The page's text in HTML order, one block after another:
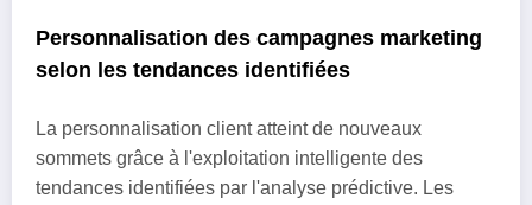
Personnalisation des campagnes marketing
selon les tendances identifiées
La personnalisation client atteint de nouveaux
sommets grâce à l'exploitation intelligente des
tendances identifiées par l'analyse prédictive. Les